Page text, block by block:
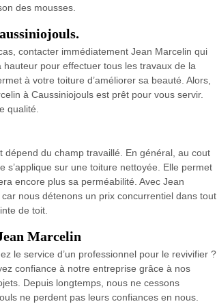
des mousses.
contacter immédiatement Jean Marcelin qui
pour effectuer tous les travaux de la
à votre toiture d’améliorer sa beauté. Alors,
à Caussiniojouls est prêt pour vous servir.
qualité.
dépend du champ travaillé. En général, au cout
s’applique sur une toiture nettoyée. Elle permet
encore plus sa perméabilité. Avec Jean
nous détenons un prix concurrentiel dans tout
de toit.
Marcelin
le service d’un professionnel pour le revivifier ?
confiance à notre entreprise grâce à nos
Depuis longtemps, nous ne cessons
ne perdent pas leurs confiances en nous.